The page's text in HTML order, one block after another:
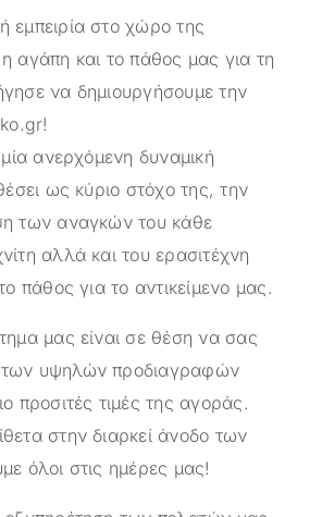
εμπειρία στο χώρο της
αγάπη και το πάθος μας για τη
να δημιουργήσουμε την
!
μία ανερχόμενη δυναμική
ως κύριο στόχο της, την
των αναγκών του κάθε
αλλά και του ερασιτέχνη
πάθος για το αντικείμενο μας.
μας είναι σε θέση να σας
υψηλών προδιαγραφών
προσιτές τιμές της αγοράς.
στην διαρκεί άνοδο των
όλοι στις ημέρες μας!